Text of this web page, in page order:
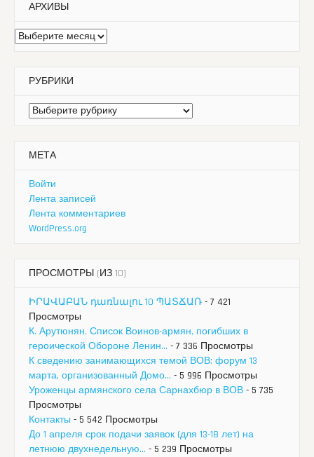
АРХИВЫ
Архивы
РУБРИКИ
Рубрики
МЕТА
Войти
Лента записей
Лента комментариев
WordPress.org
ПРОСМОТРЫ (ИЗ 10)
ԻՐԱՎԱԲԱՆ դառնալու 10 ՊԱՏՃԱՌ - 7 421
Просмотры
К. Арутюнян. Список Воинов-армян, погибших в
героической Обороне Ленин... - 7 336 Просмотры
К сведению занимающихся темой ВОВ: форум 13
марта, организованный Домо... - 5 996 Просмотры
Уроженцы армянского села Сарнахбюр в ВОВ - 5 735
Просмотры
Контакты - 5 542 Просмотры
До 1 апреля срок подачи заявок (для 13-18 лет) на
летнюю двухнедельную... - 5 239 Просмотры